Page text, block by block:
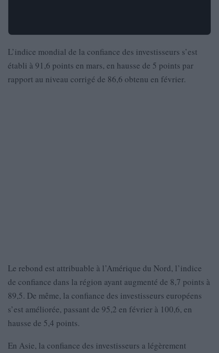
L’indice mondial de la confiance des investisseurs s’est
établi à 91,6 points en mars, en hausse de 5 points par
rapport au niveau corrigé de 86,6 obtenu en février.
Le rebond est attribuable à l’Amérique du Nord, l’indice
de confiance dans la région ayant augmenté de 8,7 points à
89,5. De même, la confiance des investisseurs européens
s’est améliorée, passant de 95,2 en février à 100,6, en
hausse de 5,4 points.
En Asie, la confiance des investisseurs a légèrement